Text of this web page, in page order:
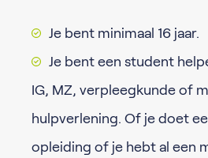
Je bent minimaal 16 jaar.
Je bent een student
IG, MZ, verpleegkunde of
hulpverlening. Of je doet
opleiding of je hebt al een